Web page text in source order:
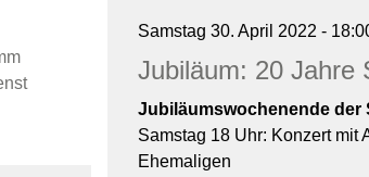
Samstag 30. April 2022 -
Jubiläum: 20 Jahre
Jubiläumswochenende der
Samstag 18 Uhr: Konzert mit
Ehemaligen